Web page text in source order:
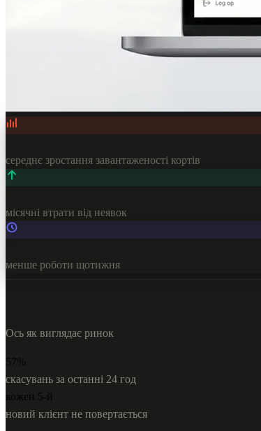
середнє зростання завантаженості кортів
місячні втрати від неявок
менше роботи щотижня
Ось як виглядає ринок
57%
скасувань за останні 24 год
кожен 5-й
новий клієнт не повертається